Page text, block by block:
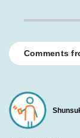
Comments